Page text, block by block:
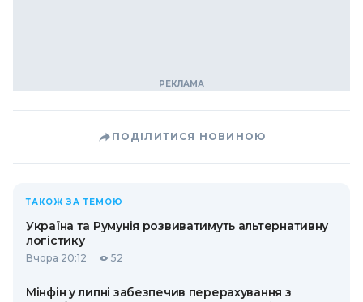
ПОДІЛИТИСЯ НОВИНОЮ
ТАКОЖ ЗА ТЕМОЮ
Україна та Румунія розвиватимуть альтернативну
логістику
Вчора 20:12 52
Мінфін у липні забезпечив перерахування з